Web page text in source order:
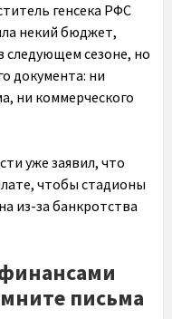
генсека РФС
некий бюджет,
следующем сезоне, но
документа: ни
ни коммерческого
уже заявил, что
чтобы стадионы
из-за банкротства
письма